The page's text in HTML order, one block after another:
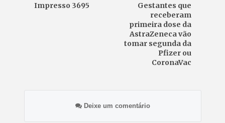
Impresso 3695
Gestantes que
receberam
primeira dose da
AstraZeneca vão
tomar segunda da
Pfizer ou
CoronaVac
Deixe um comentário